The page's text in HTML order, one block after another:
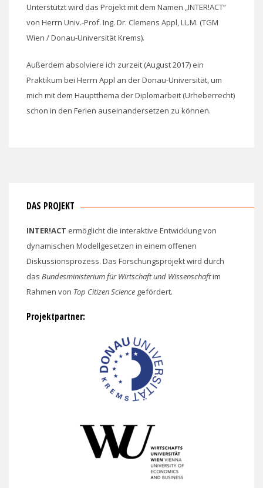
Unterstützt wird das Projekt mit dem Namen „INTER!ACT“
von Herrn Univ.-Prof. Ing. Dr. Clemens Appl, LL.M. (TGM
Wien / Donau-Universität Krems).
Außerdem absolviere ich zurzeit (August 2017) ein
Praktikum bei Herrn Appl an der Donau-Universität, um
mich mit dem Hauptthema der Diplomarbeit (Urheberrecht)
schon in den Ferien auseinandersetzen zu können.
DAS PROJEKT
INTER!ACT ermöglicht die interaktive Entwicklung von
dynamischen Modellgesetzen in einem offenen
Diskussionsprozess. Das Forschungsprojekt wird durch
das Bundesministerium für Wirtschaft und Wissenschaftim
Rahmen von Top Citizen Science gefördert.
Projektpartner: